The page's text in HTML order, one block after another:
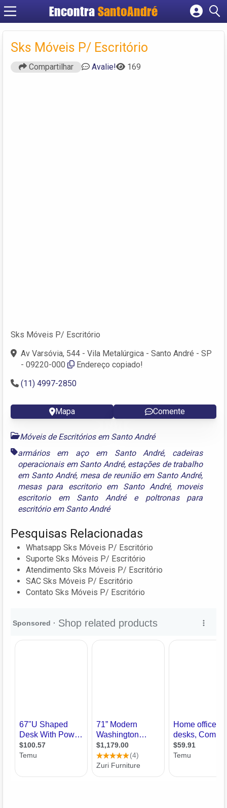
Encontra SantoAndré
Cadastrar empresa
Criar conta
Sks Móveis P/ Escritório
Compartilhar Avalie! 169
Sks Móveis P/ Escritório
Av Varsóvia, 544 - Vila Metalúrgica - Santo André - SP
- 09220-000
Endereço copiado!
(11) 4997-2850
Mapa Comente
Móveis de Escritórios em Santo André
armários em aço em Santo André, cadeiras
operacionais em Santo André, estações de trabalho
em Santo André, mesa de reunião em Santo André,
mesas para escritorio em Santo André, moveis
escritorio em Santo Andrée poltronas para
escritório em Santo André
Pesquisas Relacionadas
Whatsapp Sks Móveis P/ Escritório
Suporte Sks Móveis P/ Escritório
Atendimento Sks Móveis P/ Escritório
SAC Sks Móveis P/ Escritório
Contato Sks Móveis P/ Escritório